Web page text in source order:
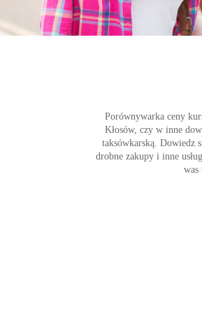
Porównywarka ceny
Kłosów, czy w inne
taksówkarską. Dowiedz
drobne zakupy i inne
was